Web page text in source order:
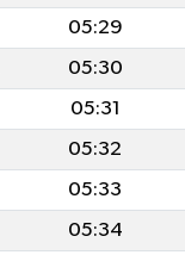
05:29
05:30
05:31
05:32
05:33
05:34